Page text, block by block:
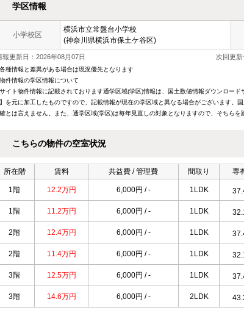
学区情報
小学校区
横浜市立常盤台小学校
(神奈川県横浜市保土ケ谷区)
報更新日：2026年08月07日 次回更新
種情報と差異がある場合は現況優先となります
件情報の学区情報について
イト物件情報に記載されております通学区域(学区)情報は、国土数値情報ダウンロー
を元に加工したものですので、記載情報が現在の学区域と異なる場合がございます。
とは言えません。また、通学区域(学区)は毎年見直しの対象となりますので、そちらを
こちらの物件の空室状況
所在階 賃料 共益費 / 管理費 間取り 専
1階 12.2万円 6,000円 / - 1LDK
1階 11.2万円 6,000円 / - 1LDK
2階 12.4万円 6,000円 / - 1LDK
2階 11.4万円 6,000円 / - 1LDK
3階 12.5万円 6,000円 / - 1LDK
3階 14.6万円 6,000円 / - 2LDK